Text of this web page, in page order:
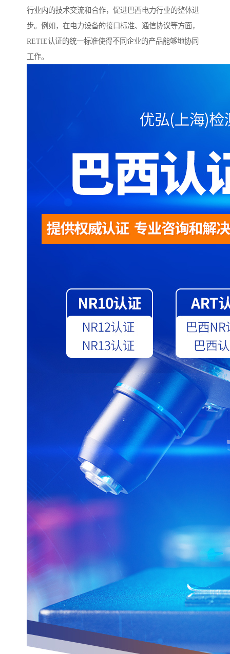
行业内的技术交流和合作，促进巴西电力行业的整体进
步。例如，在电力设备的接口标准、通信协议等方面，
RETIE认证的统一标准使得不同企业的产品能够地协同
工作。